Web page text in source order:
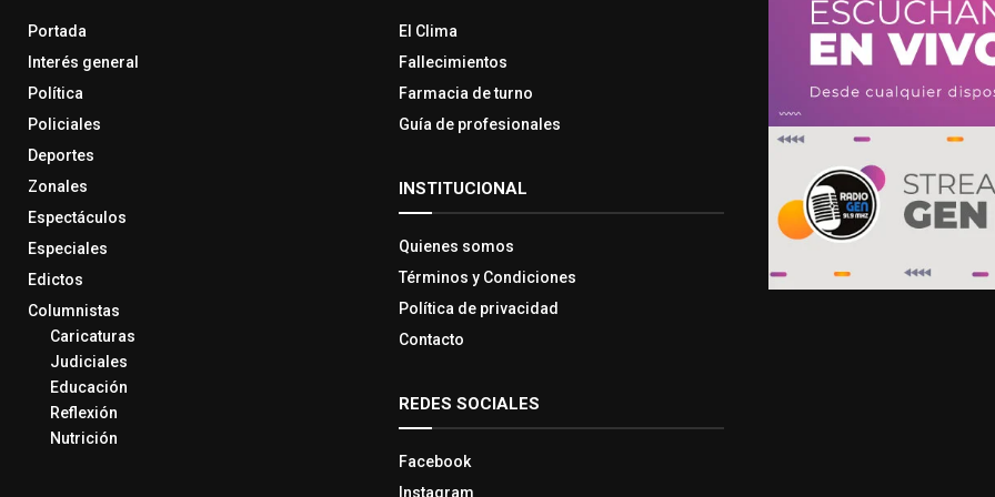
Portada
Interés general
Política
Policiales
Deportes
Zonales
Espectáculos
Especiales
Edictos
Columnistas
Caricaturas
Judiciales
Educación
Reflexión
Nutrición
El Clima
Fallecimientos
Farmacia de turno
Guía de profesionales
INSTITUCIONAL
Quienes somos
Términos y Condiciones
Política de privacidad
Contacto
REDES SOCIALES
Facebook
Instagram